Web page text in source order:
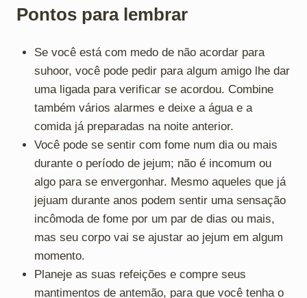
Pontos para lembrar
Se você está com medo de não acordar para
suhoor, você pode pedir para algum amigo lhe dar
uma ligada para verificar se acordou. Combine
também vários alarmes e deixe a água e a
comida já preparadas na noite anterior.
Você pode se sentir com fome num dia ou mais
durante o período de jejum; não é incomum ou
algo para se envergonhar. Mesmo aqueles que já
jejuam durante anos podem sentir uma sensação
incômoda de fome por um par de dias ou mais,
mas seu corpo vai se ajustar ao jejum em algum
momento.
Planeje as suas refeições e compre seus
mantimentos de antemão, para que você tenha o